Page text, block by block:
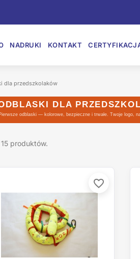
NADRUKI KONTAKT
dla przedszkolaków
DLA
odblaski — kolorowe, bezpieczne i trwałe. Twoje logo,
produktów.
favorite_border